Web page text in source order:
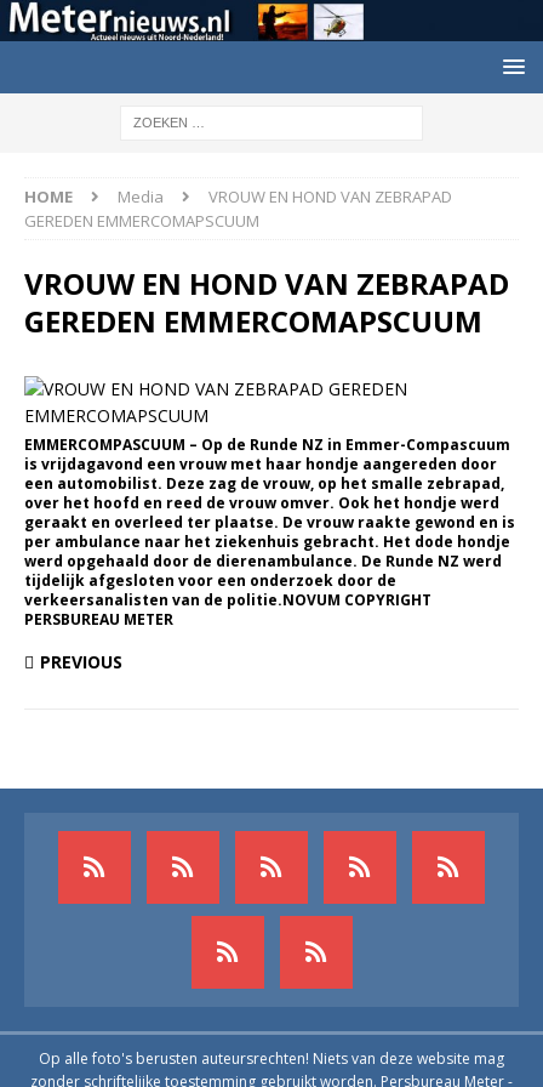
HOME Media
VROUW EN HOND VAN ZEBRAPAD
GEREDEN EMMERCOMAPSCUUM
VROUW EN HOND VAN ZEBRAPAD
GEREDEN EMMERCOMAPSCUUM
EMMERCOMPASCUUM – Op de Runde NZ in Emmer-Compascuum
is vrijdagavond een vrouw met haar hondje aangereden door
een automobilist. Deze zag de vrouw, op het smalle zebrapad,
over het hoofd en reed de vrouw omver. Ook het hondje werd
geraakt en overleed ter plaatse. De vrouw raakte gewond en is
per ambulance naar het ziekenhuis gebracht. Het dode hondje
werd opgehaald door de dierenambulance. De Runde NZ werd
tijdelijk afgesloten voor een onderzoek door de
verkeersanalisten van de politie.NOVUM COPYRIGHT
PERSBUREAU METER
PREVIOUS
Op alle foto's berusten auteursrechten! Niets van deze website mag
zonder schriftelijke toestemming gebruikt worden. Persbureau Meter -